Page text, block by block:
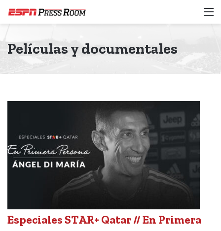
Películas y documentales
Especiales STAR+ Qatar // En Primera